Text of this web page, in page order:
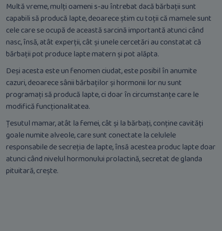
Multă vreme, mulți oameni s-au întrebat dacă bărbații sunt
capabili să producă lapte, deoarece știm cu toții că mamele sunt
cele care se ocupă de această sarcină importantă atunci când
nasc, însă, atât experții, cât și unele cercetări au constatat că
bărbații pot produce lapte matern și pot alăpta.
Deși acesta este un fenomen ciudat, este posibil în anumite
cazuri, deoarece sânii bărbaților și hormonii lor nu sunt
programați să producă lapte, ci doar în circumstanțe care le
modifică funcționalitatea.
Țesutul mamar, atât la femei, cât și la bărbați, conține cavități
goale numite alveole, care sunt conectate la celulele
responsabile de secreția de lapte, însă acestea produc lapte doar
atunci când nivelul hormonului prolactină, secretat de glanda
pituitară, crește.